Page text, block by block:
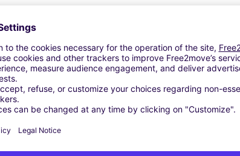
Vergelijkbare